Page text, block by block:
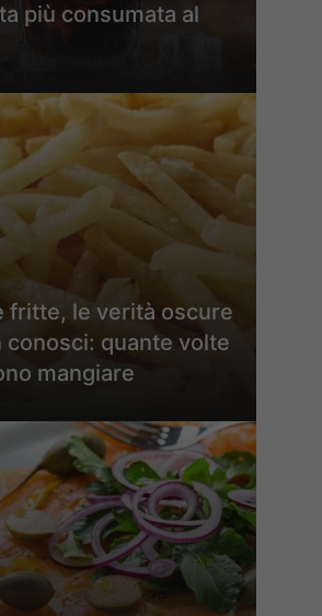
più consumata al
fritte, le verità oscure
conosci: quante volte
mangiare